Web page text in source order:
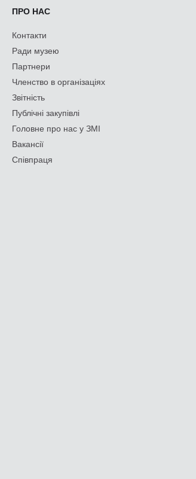
ПРО НАС
Контакти
Ради музею
Партнери
Членство в організаціях
Звітність
Публічні закупівлі
Головне про нас у ЗМІ
Вакансії
Співпраця